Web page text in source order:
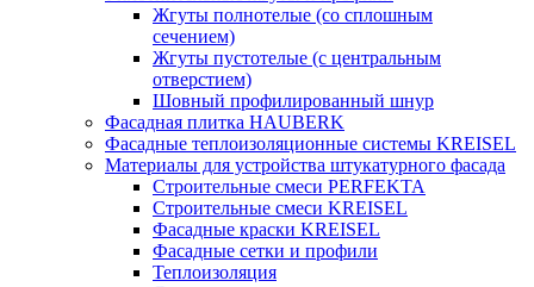
Жгуты полнотелые (со сплошным
сечением)
Жгуты пустотелые (с центральным
отверстием)
Шовный профилированный шнур
Фасадная плитка HAUBERK
Фасадные теплоизоляционные системы KREISEL
Материалы для устройства штукатурного фасада
Строительные смеси PERFEKTA
Строительные смеси KREISEL
Фасадные краски KREISEL
Фасадные сетки и профили
Теплоизоляция